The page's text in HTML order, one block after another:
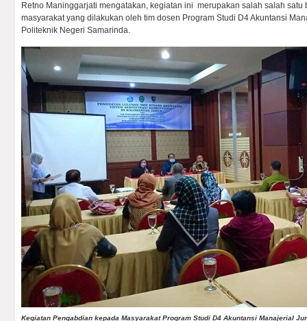
Retno Maninggarjati mengatakan, kegiatan ini merupakan salah salah
masyarakat yang dilakukan oleh tim dosen Program Studi D4 Akuntansi
Politeknik Negeri Samarinda.
Kegiatan Pengabdian kepada Masyarakat Program Studi D4 Akuntansi Manajerial